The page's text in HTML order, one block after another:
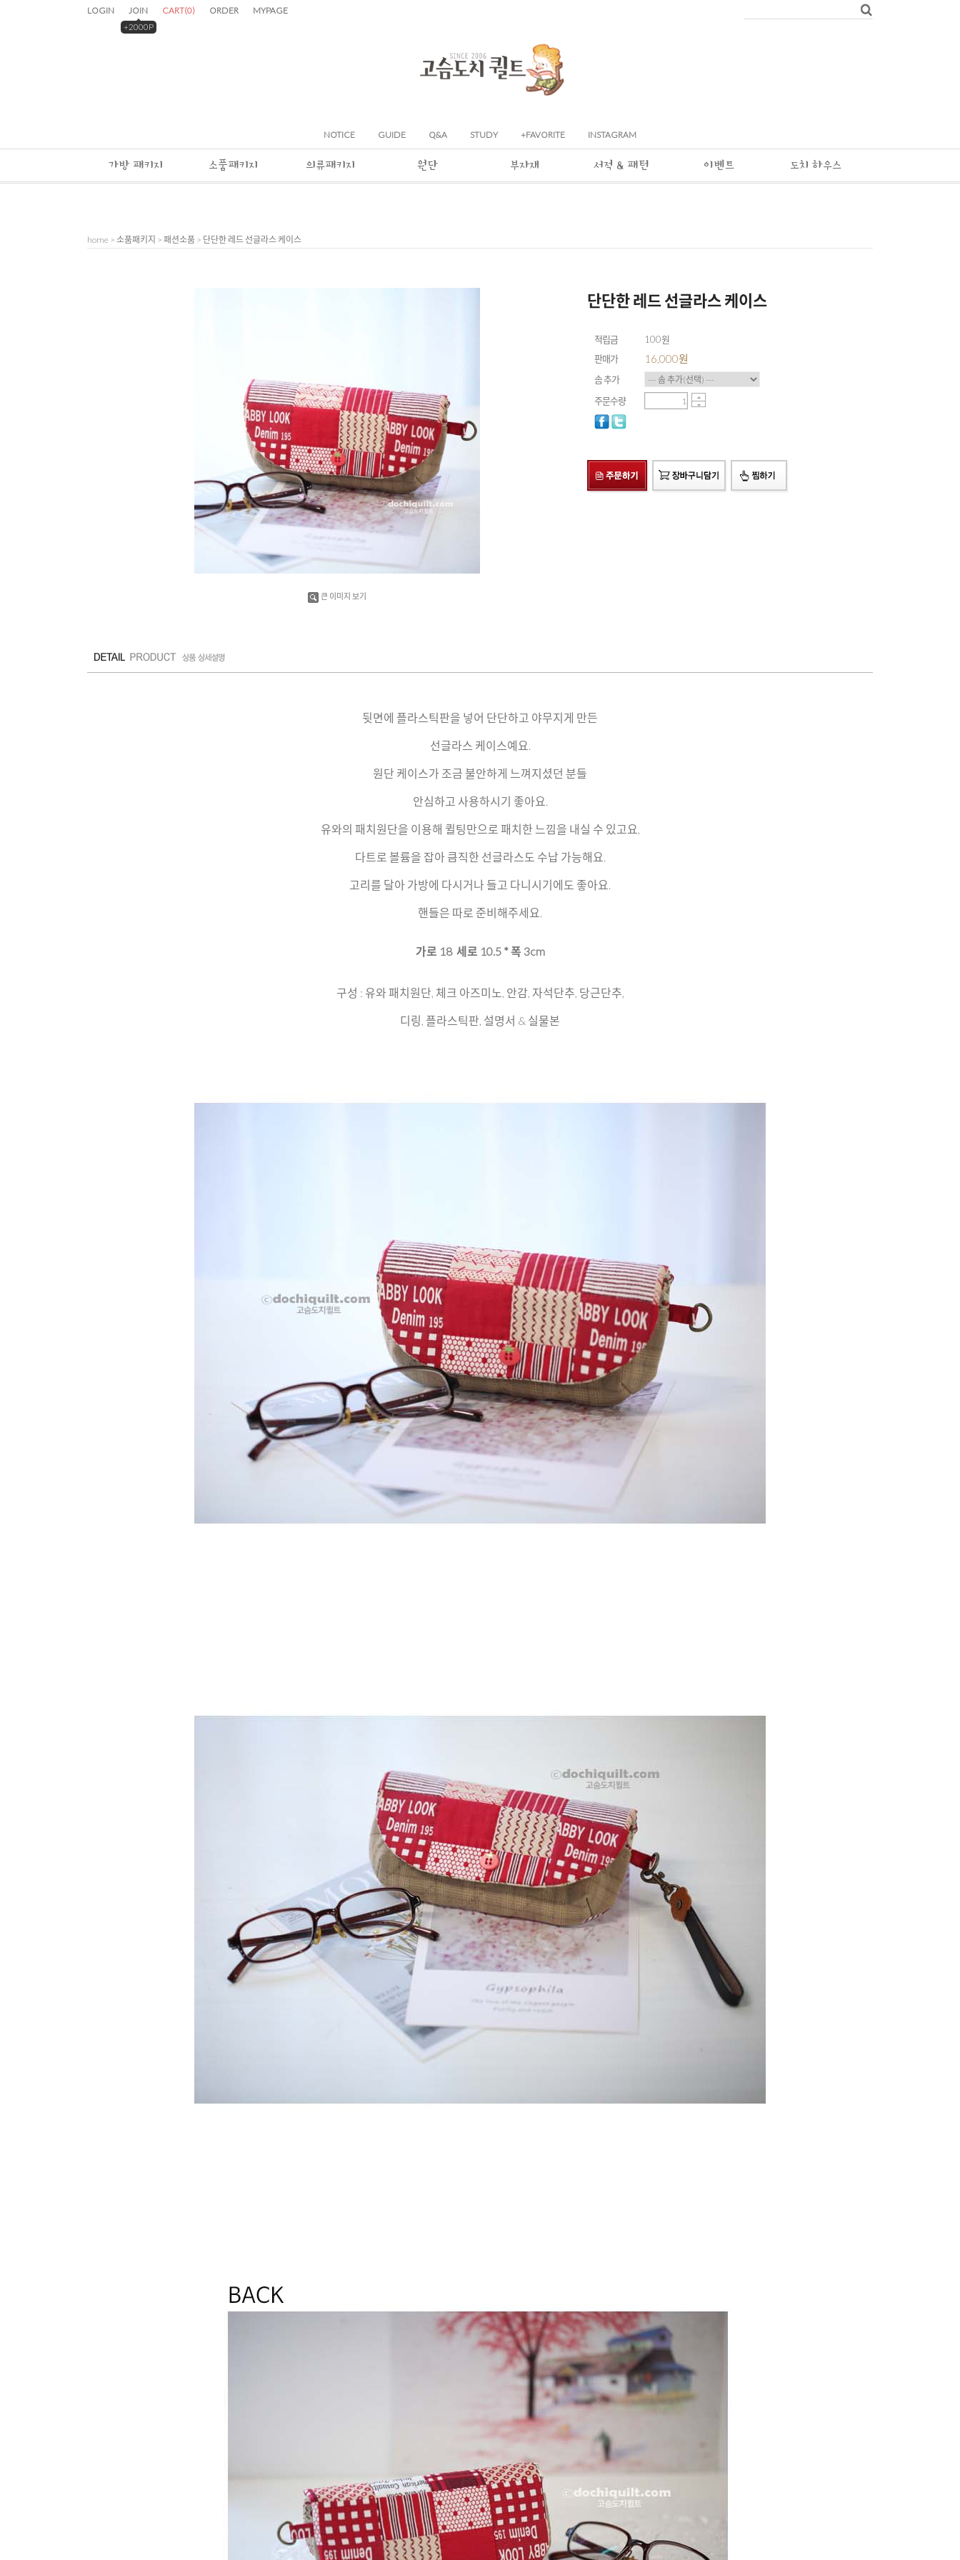
LOGIN
JOIN
+2000P
CART(0) ORDER MYPAGE
NOTICE GUIDE Q&A STUDY +FAVORITE INSTAGRAM
가방 패키지 소품패키지 의류패키지 원단 부자재 서적 & 패턴 이벤트 도치 하우스
home > 소품패키지 > 패션소품 > 단단한 레드 선글라스 케이스
큰 이미지 보기
단단한 레드 선글라스 케이스
적립금
100원
판매가
16,000원
솜 추가
주문수량
뒷면에 플라스틱판을 넣어 단단하고 야무지게 만든
선글라스 케이스예요.
원단 케이스가 조금 불안하게 느껴지셨던 분들
안심하고 사용하시기 좋아요.
유와의 패치원단을 이용해 퀼팅만으로 패치한 느낌을 내실 수 있고요,
다트로 볼륨을 잡아 큼직한 선글라스도 수납 가능해요.
고리를 달아 가방에 다시거나 들고 다니시기에도 좋아요.
핸들은 따로 준비해주세요.
가로 18 세로 10.5 * 폭 3cm
구성 : 유와 패치원단, 체크 아즈미노, 안감, 자석단추, 당근단추,
디링, 플라스틱판, 설명서 & 실물본